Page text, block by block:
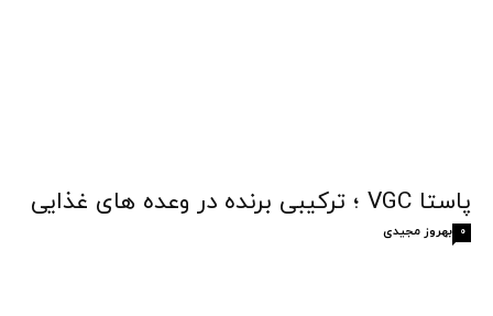
پاستا VGC ؛ ترکیبی برنده در وعده های غذایی
بهروز مجیدی 0